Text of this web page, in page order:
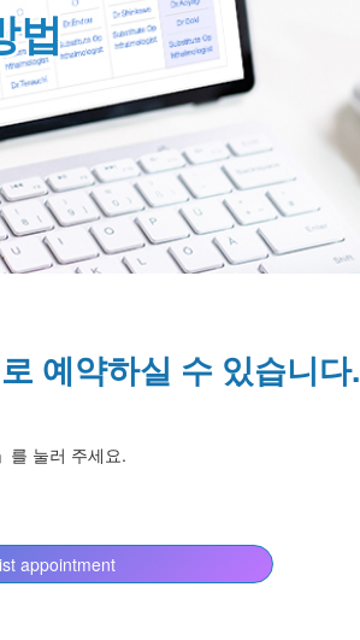
법
예약하실 수 있습니다.
를 눌러 주세요.
appointment